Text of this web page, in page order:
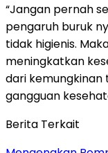
“Jangan pernah
pengaruh buruk
tidak higienis.
meningkatkan
dari
gangguan
Berita Terkait